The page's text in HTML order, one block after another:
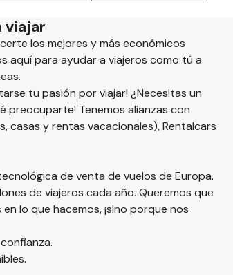
viajar
los mejores y más económicos
aquí para ayudar a viajeros como tú a
tu pasión por viajar! ¿Necesitas un
preocuparte! Tenemos alianzas con
casas y rentas vacacionales), Rentalcars
de venta de vuelos de Europa.
de viajeros cada año. Queremos que
lo que hacemos, ¡sino porque nos